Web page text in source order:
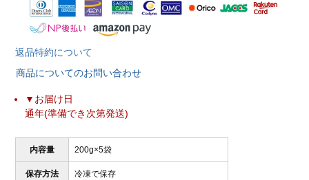
返品特約について
商品についてのお問い合わせ
▼お届け日
通年(準備でき次第発送)
内容量 200g×5袋
保存方法 冷凍で保存